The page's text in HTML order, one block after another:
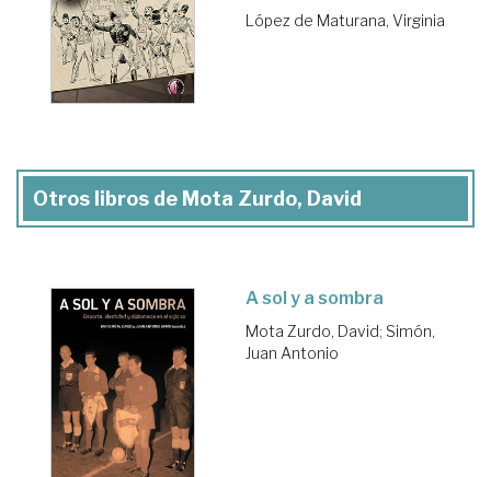
López de Maturana, Virginia
Otros libros de Mota Zurdo, David
A sol y a sombra
Mota Zurdo, David; Simón,
Juan Antonio